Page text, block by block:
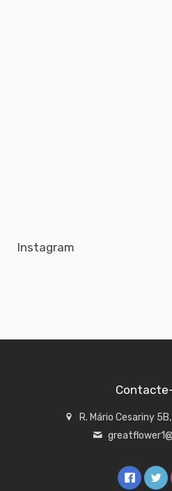
Instagram
R. Mário Cesariny